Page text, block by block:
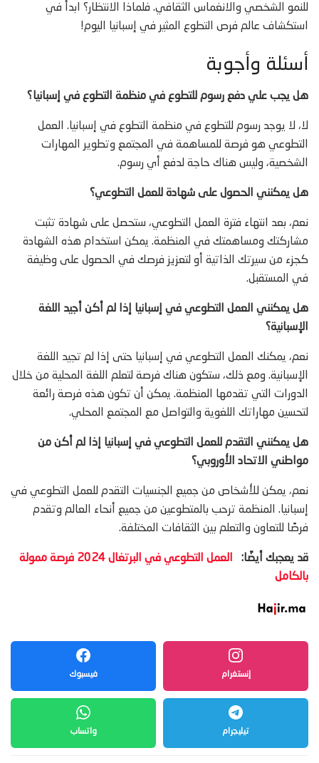
للنمو الشخصي والانغماس الثقافي. فلماذا الانتظار؟ ابدأ في
استكشاف عالم فرص التطوع المثير في إسبانيا اليوم!
أسئلة وأجوبة
هل يجب علي دفع رسوم للتطوع في منظمة التطوع في إسبانيا؟
لا، لا يوجد رسوم للتطوع في منظمة التطوع في إسبانيا. العمل
التطوعي هو فرصة للمساهمة في المجتمع وتطوير المهارات
الشخصية، وليس هناك حاجة لدفع أي رسوم.
هل يمكنني الحصول على شهادة للعمل التطوعي؟
نعم، بعد انتهاء فترة العمل التطوعي، ستحصل على شهادة تثبت
مشاركتك ومساهمتك في المنظمة. يمكن استخدام هذه الشهادة
كجزء من سيرتك الذاتية أو لتعزيز فرصك في الحصول على وظيفة
في المستقبل.
هل يمكنني العمل التطوعي في إسبانيا إذا لم أكن أجيد اللغة
الإسبانية؟
نعم، يمكنك العمل التطوعي في إسبانيا حتى إذا لم تجيد اللغة
الإسبانية. ومع ذلك، ستكون هناك فرصة لتعلم اللغة المحلية من خلال
الدورات التي تقدمها المنظمة. يمكن أن تكون هذه فرصة رائعة
لتحسين مهاراتك اللغوية والتواصل مع المجتمع المحلي.
هل يمكنني التقدم للعمل التطوعي في إسبانيا إذا لم أكن من
مواطني الاتحاد الأوروبي؟
نعم، يمكن للأشخاص من جميع الجنسيات التقدم للعمل التطوعي في
إسبانيا. المنظمة ترحب بالمتطوعين من جميع أنحاء العالم وتقدم
فرصًا للتعاون والتعلم بين الثقافات المختلفة.
قد يعجبك أيضًا:
العمل التطوعي في البرتغال 2024 فرصة ممولة
بالكامل
فيسبوك إنستغرام
واتساب تيليجرام